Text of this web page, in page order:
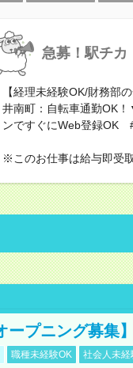
急募！駅チカ
【経理未経験OK/財務部
井南町：自転車通勤OK
ンですぐにWeb登録OK
※このお仕事は給与即受
ープニング募集
職種未経験OK 社会人未経